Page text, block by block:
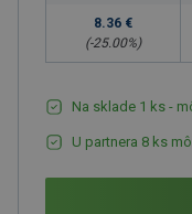
8.36 €
(-25.00%)
Na sklade 1 ks -
U partnera 8 ks